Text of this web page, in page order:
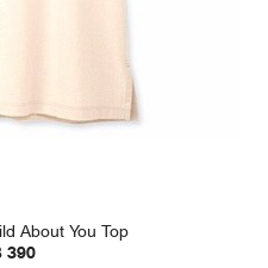
About You Top
390